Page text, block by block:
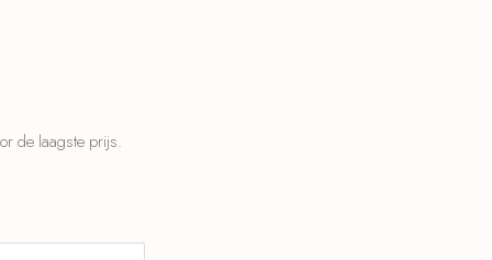
de laagste prijs.